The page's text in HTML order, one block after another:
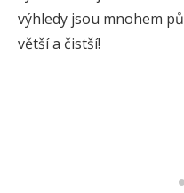
výhledy jsou mnohem
větší a čistší!